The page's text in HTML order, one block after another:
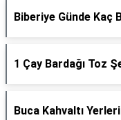
Biberiye Günde Kaç
1 Çay Bardağı Toz
Buca Kahvaltı Yerleri